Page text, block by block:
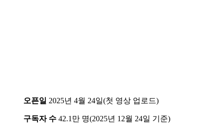
오픈일 2025년 4월 24일(첫 영상 업로드)
구독자 수 42.1만 명(2025년 12월 24일 기준)